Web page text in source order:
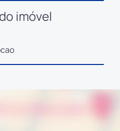
imóvel